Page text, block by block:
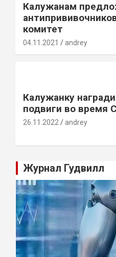
Калужанам
комитет
04.11.2021 andrey
Калужанку
подвиги во время
26.11.2022 andrey
Журнал Гудвилл